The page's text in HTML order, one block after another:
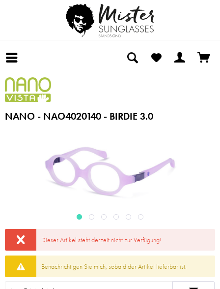
NANO - NAO4020140 - BIRDIE 3.0
Dieser Artikel steht derzeit nicht zur Verfügung!
Benachrichtigen Sie mich, sobald der Artikel lieferbar ist.